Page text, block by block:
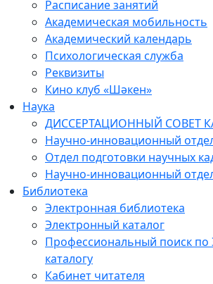
Расписание занятий
Академическая мобильность
Академический календарь
Психологическая служба
Реквизиты
Кино клуб «Шәкен»
Наука
ДИССЕРТАЦИОННЫЙ СОВЕТ
Научно-инновационный
Отдел подготовки научных
Научно-инновационный
Библиотека
Электронная библиотека
Электронный каталог
Профессиональный поиск по
каталогу
Кабинет читателя